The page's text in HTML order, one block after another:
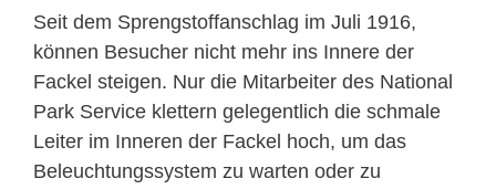
Seit dem Sprengstoffanschlag im Juli 1916,
können Besucher nicht mehr ins Innere der
Fackel steigen. Nur die Mitarbeiter des National
Park Service klettern gelegentlich die schmale
Leiter im Inneren der Fackel hoch, um das
Beleuchtungssystem zu warten oder zu